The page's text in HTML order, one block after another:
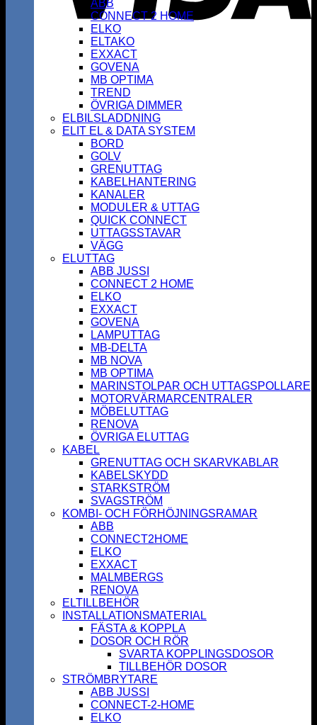
ABB
CONNECT 2 HOME
ELKO
ELTAKO
EXXACT
GOVENA
MB OPTIMA
TREND
ÖVRIGA DIMMER
ELBILSLADDNING
ELIT EL & DATA SYSTEM
BORD
GOLV
GRENUTTAG
KABELHANTERING
KANALER
MODULER & UTTAG
QUICK CONNECT
UTTAGSSTAVAR
VÄGG
ELUTTAG
ABB JUSSI
CONNECT 2 HOME
ELKO
EXXACT
GOVENA
LAMPUTTAG
MB-DELTA
MB NOVA
MB OPTIMA
MARINSTOLPAR OCH UTTAGSPOLLARE
MOTORVÄRMARCENTRALER
MÖBELUTTAG
RENOVA
ÖVRIGA ELUTTAG
KABEL
GRENUTTAG OCH SKARVKABLAR
KABELSKYDD
STARKSTRÖM
SVAGSTRÖM
KOMBI- OCH FÖRHÖJNINGSRAMAR
ABB
CONNECT2HOME
ELKO
EXXACT
MALMBERGS
RENOVA
ELTILLBEHÖR
INSTALLATIONSMATERIAL
FÄSTA & KOPPLA
DOSOR OCH RÖR
SVARTA KOPPLINGSDOSOR
TILLBEHÖR DOSOR
STRÖMBRYTARE
ABB JUSSI
CONNECT-2-HOME
ELKO